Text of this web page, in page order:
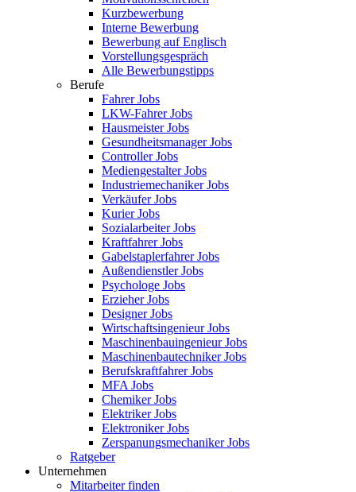
Kurzbewerbung
Interne Bewerbung
Bewerbung auf Englisch
Vorstellungsgespräch
Alle Bewerbungstipps
Berufe
Fahrer Jobs
LKW-Fahrer Jobs
Hausmeister Jobs
Gesundheitsmanager Jobs
Controller Jobs
Mediengestalter Jobs
Industriemechaniker Jobs
Verkäufer Jobs
Kurier Jobs
Sozialarbeiter Jobs
Kraftfahrer Jobs
Gabelstaplerfahrer Jobs
Außendienstler Jobs
Psychologe Jobs
Erzieher Jobs
Designer Jobs
Wirtschaftsingenieur Jobs
Maschinenbauingenieur Jobs
Maschinenbautechniker Jobs
Berufskraftfahrer Jobs
MFA Jobs
Chemiker Jobs
Elektriker Jobs
Elektroniker Jobs
Zerspanungsmechaniker Jobs
Ratgeber
Unternehmen
Mitarbeiter finden